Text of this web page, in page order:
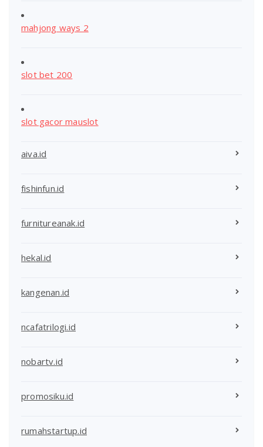
mahjong ways 2
slot bet 200
slot gacor mauslot
aiva.id
fishinfun.id
furnitureanak.id
hekal.id
kangenan.id
ncafatrilogi.id
nobartv.id
promosiku.id
rumahstartup.id